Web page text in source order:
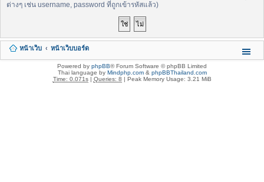
ต่างๆ เช่น username, password ที่ถูกเข้ารหัสแล้ว)
หน้าเว็บ หน้าเว็บบอร์ด
Powered by phpBB® Forum Software © phpBB Limited
Thai language by Mindphp.com& phpBBThailand.com
Time: 0.071s| Queries: 8 | Peak Memory Usage: 3.21 MiB